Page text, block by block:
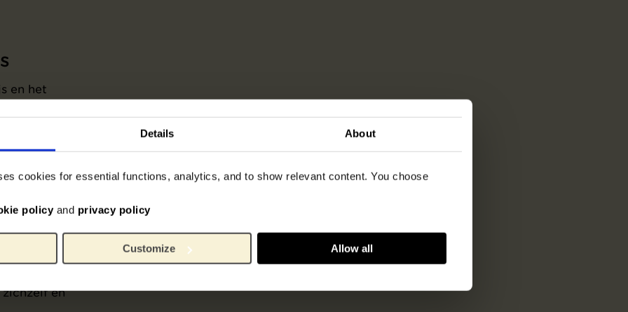
Details About
cookies for essential functions, analytics, and to show relevant content. You choose
policy and privacy policy
Customize Allow all
en het
Museum
aansluit bij
over
Vincent van
alleen
en